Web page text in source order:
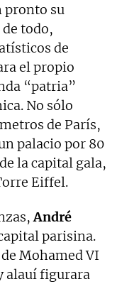
pronto su
todo,
de
el propio
“patria”
No sólo
de París,
palacio por 80
la capital gala,
Eiffel.
André
parisina.
Mohamed VI
alauí figurara